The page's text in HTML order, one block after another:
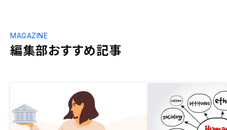
編集部おすすめ記事
MAGAZINE